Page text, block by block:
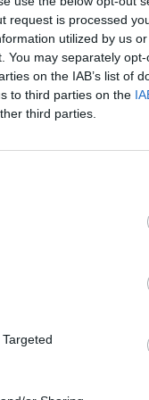
request is processed
utilized by us
You may separately
on the IAB’s list of
to third parties on the
third parties.
ragadt bent a
megkérdezett
hallgatók a
óta.
hogy a legtöbb
de éppen
a Hallgatói
tartja...
olvasása